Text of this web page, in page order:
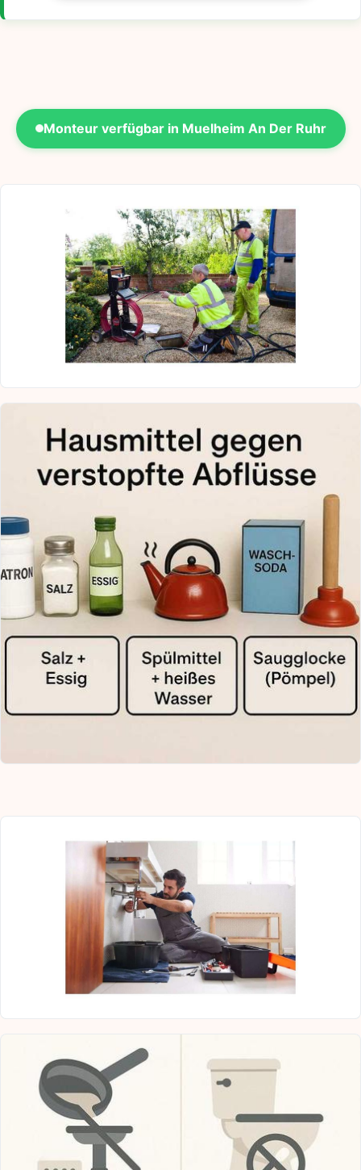
Monteur verfügbar in Muelheim An Der Ruhr